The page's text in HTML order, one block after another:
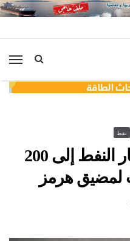
نفط
تحذير من ارتفاع أسعار النفط إلى 200